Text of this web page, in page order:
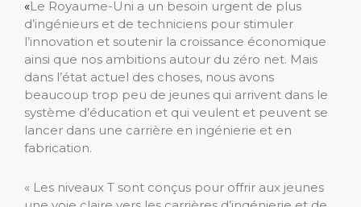
«Le Royaume-Uni a un besoin urgent de plus
d’ingénieurs et de techniciens pour stimuler
l’innovation et soutenir la croissance économique
ainsi que nos ambitions autour du zéro net. Mais
dans l’état actuel des choses, nous avons
beaucoup trop peu de jeunes qui arrivent dans le
système d’éducation et qui veulent et peuvent se
lancer dans une carrière en ingénierie et en
fabrication.
« Les niveaux T sont conçus pour offrir aux jeunes